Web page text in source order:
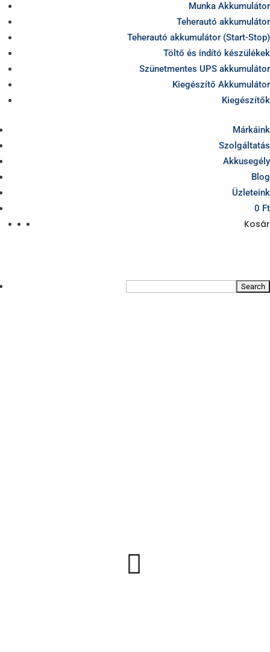
Munka Akkumulátor
Teherautó akkumulátor
Teherautó akkumulátor (Start-Stop)
Töltő és indító készülékek
Szünetmentes UPS akkumulátor
Kiegészítő Akkumulátor
Kiegészítők
Márkáink
Szolgáltatás
Akkusegély
Blog
Üzleteink
0 Ft
Kosár